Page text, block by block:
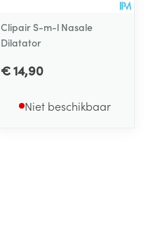
Clipair S-m-l Nasale
Dilatator
€ 14,90
Niet beschikbaar